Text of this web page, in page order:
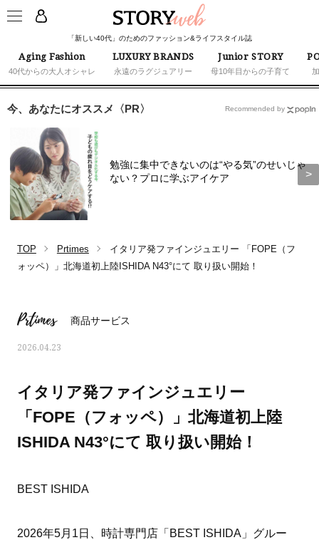
「新しい40代」のためのファッション&ライフスタイル誌
Aging Fashion
40代からの大人オシャレ
LUXURY BRANDS
永遠のラグジュアリー
Junior STORY
母10年目からの子育て
今、あなたにオススメ〈PR〉
勉強に集中できないのは“やる気”のせいじゃ
ない？プロに学ぶアイケア
Recommended by
TOP Prtimes
イタリア発ファインジュエリー 「FOPE（フ
ォッペ）」北海道初上陸ISHIDA N43°にて 取り扱い開始！
Prtimes 商品サービス
2026.04.23
イタリア発ファインジュエリー
「FOPE（フォッペ）」北海道初上陸
ISHIDA N43°にて 取り扱い開始！
BEST ISHIDA
2026年5月1日、時計専門店「BEST ISHIDA」グルー